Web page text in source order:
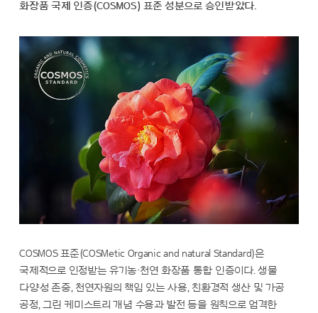
화장품 국제 인증(COSMOS) 표준 성분으로 승인받았다.
COSMOS 표준(COSMetic Organic and natural Standard)은
국제적으로 인정받는 유기농·천연 화장품 통합 인증이다. 생물
다양성 존중, 천연자원의 책임 있는 사용, 친환경적 생산 및 가공
공정, 그린 케미스트리 개념 수용과 발전 등을 원칙으로 엄격한